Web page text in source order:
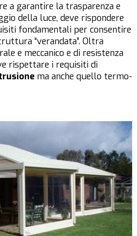
a garantire la trasparenza e
della luce, deve rispondere
fondamentali per consentire
“verandata”. Oltra
e meccanico e di resistenza
rispettare i requisiti di
ma anche quello termo-